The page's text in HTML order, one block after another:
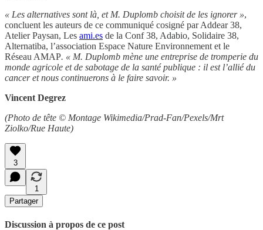
« Les alternatives sont là, et M. Duplomb choisit de les ignorer »,
concluent les auteurs de ce communiqué cosigné par Addear 38,
Atelier Paysan, Les ami.es de la Conf 38, Adabio, Solidaire 38,
Alternatiba, l’association Espace Nature Environnement et le
Réseau AMAP. « M. Duplomb mène une entreprise de tromperie du
monde agricole et de sabotage de la santé publique : il est l’allié du
cancer et nous continuerons à le faire savoir. »
Vincent Degrez
(Photo de tête © Montage Wikimedia/Prad-Fan/Pexels/Mrt
Ziolko/Rue Haute)
3
1
Partager
Discussion à propos de ce post